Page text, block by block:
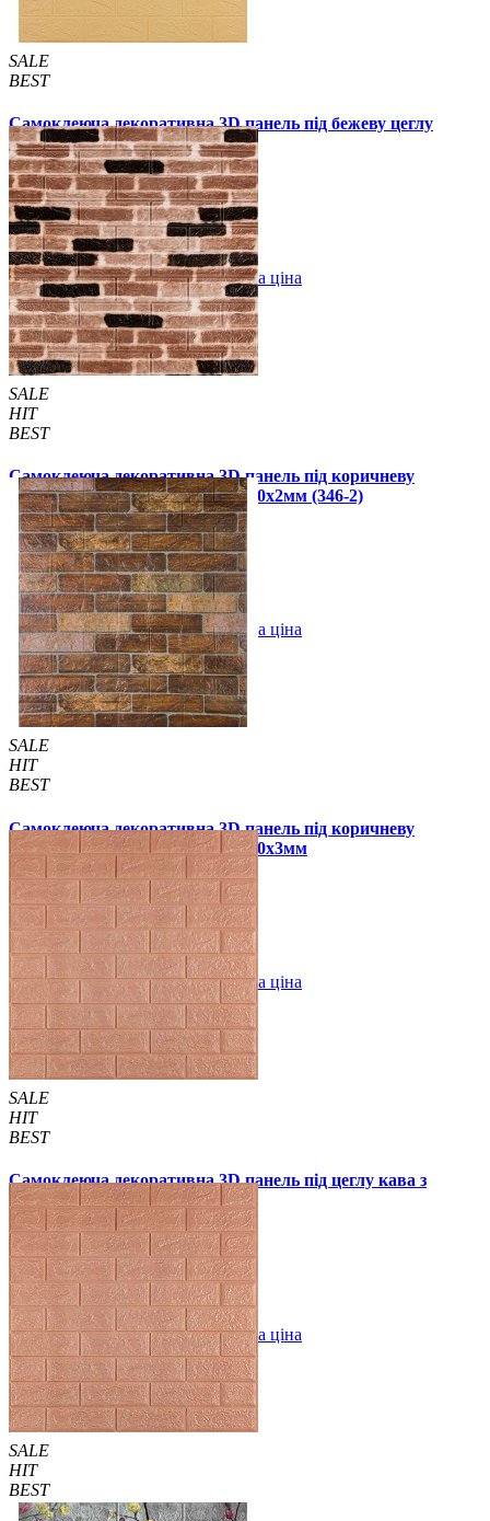
SALE
BEST
Самоклеюча декоративна 3D панель під бежеву цеглу
700x770x3мм
55 грн./шт 130 грн./шт
Купити В закладки Оптова ціна
SALE
HIT
BEST
Самоклеюча декоративна 3D панель під коричневу
катеринославську цеглу 700x770x2мм (346-2)
55 грн./шт 190 грн./шт
Купити В закладки Оптова ціна
SALE
HIT
BEST
Самоклеюча декоративна 3D панель під коричневу
катеринославську цеглу 700x770x3мм
59 грн. /шт 140 грн. /шт
Купити В закладки Оптова ціна
SALE
HIT
BEST
Самоклеюча декоративна 3D панель під цеглу кава з
молоком 700x770x3мм (348-2)
54 грн. /шт 110 грн. /шт
Купити В закладки Оптова ціна
SALE
HIT
BEST